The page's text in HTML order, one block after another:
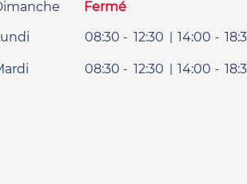
Fermé
08:30 - 12:30 14:00 -
08:30 - 12:30 14:00 -